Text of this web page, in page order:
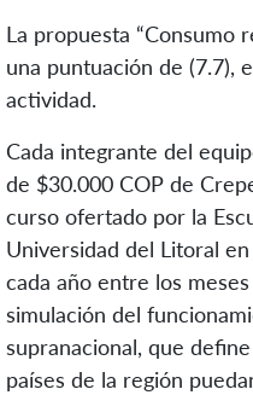
La propuesta “Consumo
una puntuación de (7.7),
actividad.
Cada integrante del
de $30.000 COP de
curso ofertado por la
Universidad del Litoral
cada año entre los
simulación del
supranacional, que
países de la región